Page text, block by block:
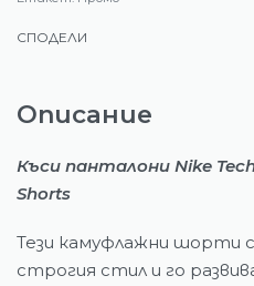
СПОДЕЛИ
Описание
Къси панталони Nike
Shorts
Тези камуфлажни шорти
строгия стил и го